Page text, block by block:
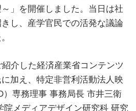
」を開催しました。当日は社
し、産学官民での活発な議論
紹介した経済産業省コンテンツ
加え、特定非営利活動法人映
）専務理事 事務局長 市井三衛
院メディアデザイン研究科 研究